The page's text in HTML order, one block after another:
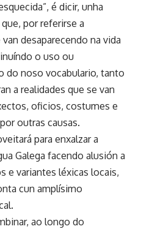
é dicir, unha
por referirse a
desaparecendo na vida
o uso ou
do noso vocabulario, tanto
a realidades que se van
oficios, costumes e
outras causas.
para enxalzar a
Galega facendo alusión a
e variantes léxicas locais,
cun amplísimo
ao longo do